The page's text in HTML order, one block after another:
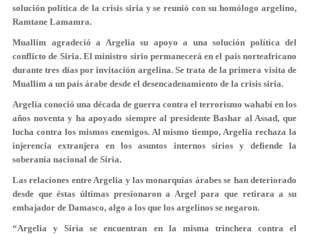
solución política de la crisis siria y se reunió con su homólogo argelino,
Ramtane Lamamra.
Muallim agradeció a Argelia su apoyo a una solución política del
conflicto de Siria. El ministro sirio permanecerá en el país norteafricano
durante tres días por invitación argelina. Se trata de la primera visita de
Muallim a un país árabe desde el desencadenamiento de la crisis siria.
Argelia conoció una década de guerra contra el terrorismo wahabí en los
años noventa y ha apoyado siempre al presidente Bashar al Assad, que
lucha contra los mismos enemigos. Al mismo tiempo, Argelia rechaza la
injerencia extranjera en los asuntos internos sirios y defiende la
soberanía nacional de Siria.
Las relaciones entre Argelia y las monarquías árabes se han deteriorado
desde que éstas últimas presionaron a Argel para que retirara a su
embajador de Damasco, algo a los que los argelinos se negaron.
“Argelia y Siria se encuentran en la misma trinchera contra el